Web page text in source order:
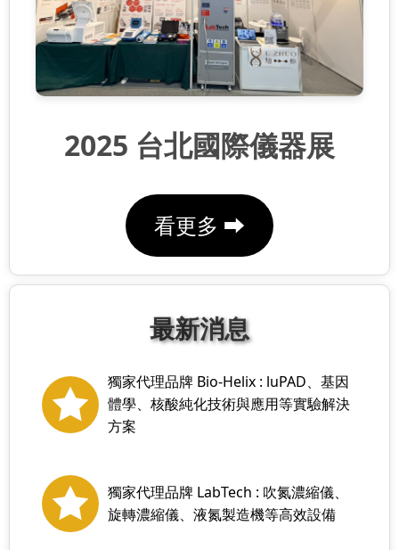
2025 台北國際儀器展
看更多 ⮕
最新消息
獨家代理品牌 Bio-Helix : luPAD、基因
體學、核酸純化技術與應用等實驗解決
方案
獨家代理品牌 LabTech : 吹氮濃縮儀、
旋轉濃縮儀、液氮製造機等高效設備